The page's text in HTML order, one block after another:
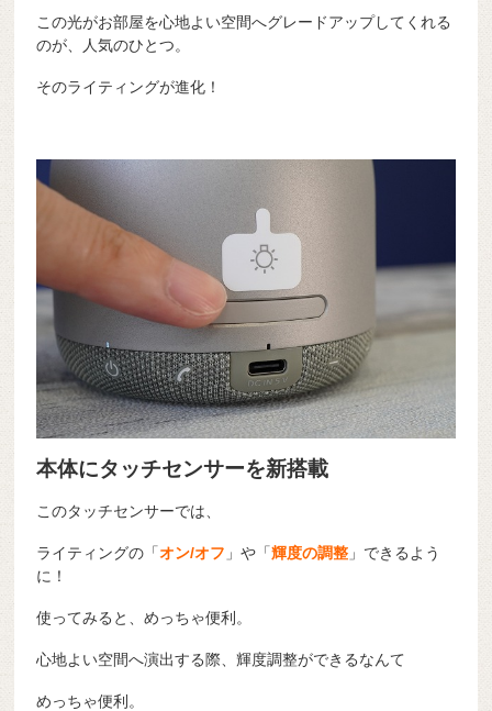
この光がお部屋を心地よい空間へグレードアップしてくれる
のが、人気のひとつ。
そのライティングが進化！
本体にタッチセンサーを新搭載
このタッチセンサーでは、
ライティングの「オン/オフ 」や「輝度の調整 」できるよう
に！
使ってみると、めっちゃ便利。
心地よい空間へ演出する際、輝度調整ができるなんて
めっちゃ便利。